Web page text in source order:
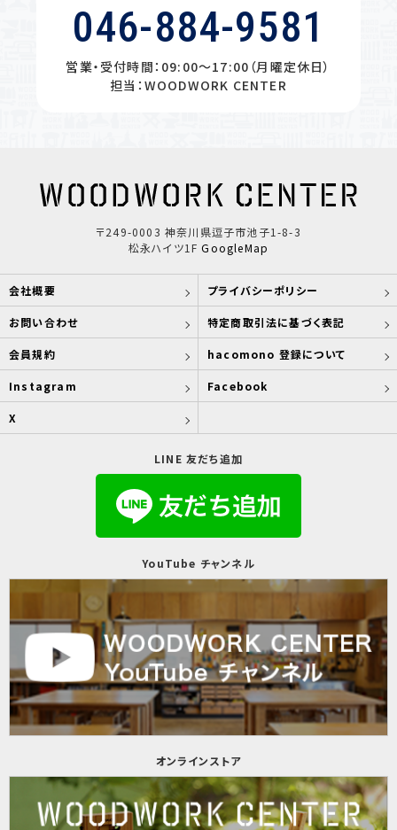
046-884-9581
営業・受付時間：09:00〜17:00（月曜定休日）
担当：WOODWORK CENTER
〒249-0003 神奈川県逗子市池子1-8-3
松永ハイツ1FGoogleMap
会社概要 プライバシーポリシー
お問い合わせ 特定商取引法に基づく表記
会員規約 hacomono 登録について
Instagram Facebook
X
LINE 友だち追加
YouTube チャンネル
オンラインストア